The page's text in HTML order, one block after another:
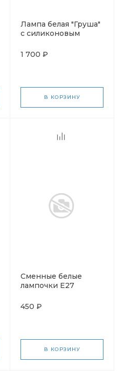
Лампа белая "Груша"
с силиконовым
выключателем
1 700 ₽
В КОРЗИНУ
Сменные белые
лампочки Е27
450 ₽
В КОРЗИНУ